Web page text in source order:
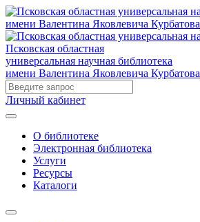
Псковская областная
универсальная научная библиотека
имени Валентина Яковлевича Курбатова
Личный кабинет
О библиотеке
Электронная библиотека
Услуги
Ресурсы
Каталоги